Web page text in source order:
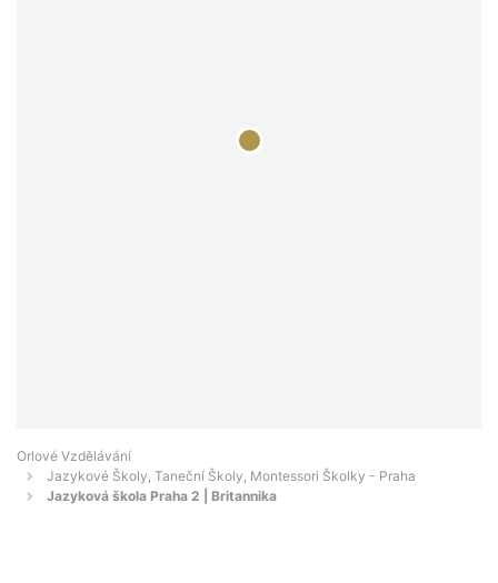
Orlové Vzdělávání
Jazykové Školy, Taneční Školy, Montessori Školky - Praha
Jazyková škola Praha 2 | Britannika